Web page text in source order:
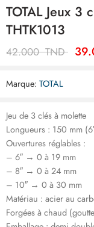
TOTAL Jeux 3
THTK1013
42.000TND
Marque: TOTAL
Jeu de 3 clés à molette
Longueurs : 150 mm
Ouvertures réglables :
– 6″ → 0 à 19 mm
– 8″ → 0 à 24 mm
– 10″ → 0 à 30 mm
Matériau : acier au
Forgées à chaud